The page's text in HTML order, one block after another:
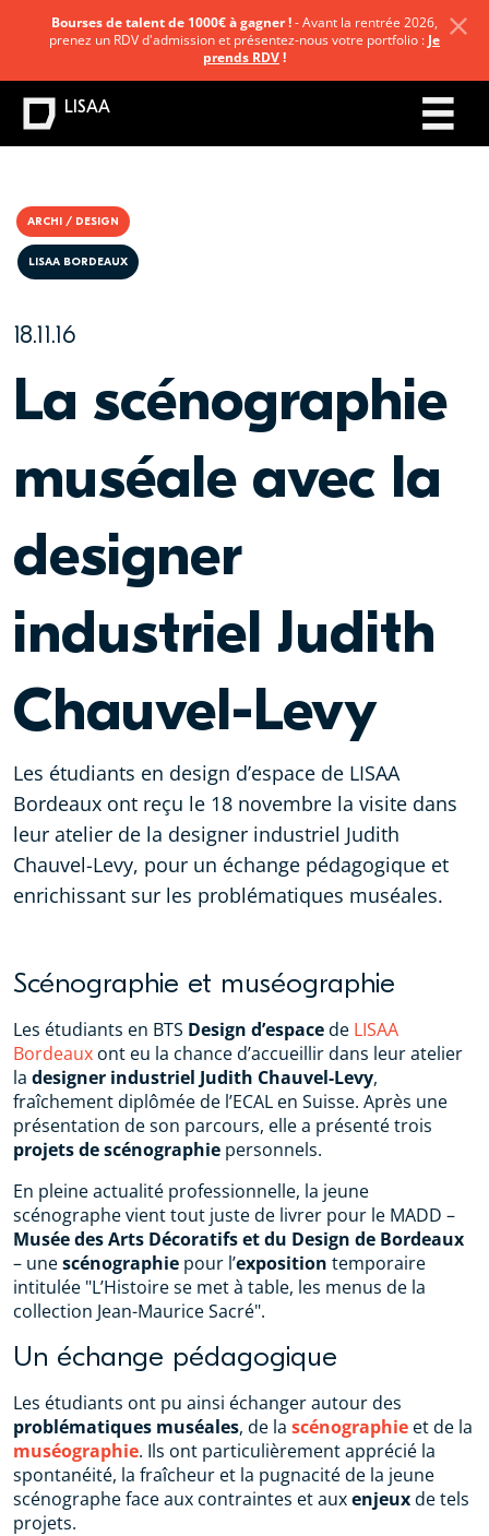
ARCHI / DESIGN
18.11.16
LISAA BORDEAUX
La scénographie
muséale avec la
designer
industriel Judith
Chauvel-Levy
Les étudiants en design d’espace de LISAA
Bordeaux ont reçu le 18 novembre la visite dans
leur atelier de la designer industriel Judith
Chauvel-Levy, pour un échange pédagogique et
enrichissant sur les problématiques muséales.
Scénographie et muséographie
Les étudiants en BTS Design d’espacede LISAA
Bordeaux ont eu la chance d’accueillir dans leur atelier
la designer industriel Judith Chauvel-Levy,
fraîchement diplômée de l’ECAL en Suisse. Après une
présentation de son parcours, elle a présenté trois
projets de scénographie personnels.
En pleine actualité professionnelle, la jeune
scénographe vient tout juste de livrer pour le MADD –
Musée des Arts Décoratifs et du Design de Bordeaux
– unescénographie pour l’exposition temporaire
intitulée "L’Histoire se met à table, les menus de la
collection Jean-Maurice Sacré".
Un échange pédagogique
Les étudiants ont pu ainsi échanger autour des
problématiques muséales, de la scénographie et de la
muséographie. Ils ont particulièrement apprécié la
spontanéité, la fraîcheur et la pugnacité de la jeune
scénographe face aux contraintes et auxenjeuxde tels
projets.
Bourses de talent de 1000€ à gagner !- Avant la rentrée 2026,
prenez un RDV d'admission et présentez-nous votre portfolio : Je
prends RDV!
LISAA